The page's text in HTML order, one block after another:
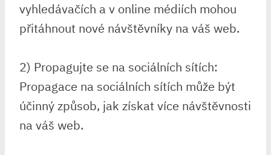
vyhledávačích a v online médiích mohou
přitáhnout nové návštěvníky na váš web.
2) Propagujte se na sociálních sítích:
Propagace na sociálních sítích může být
účinný způsob, jak získat více návštěvnosti
na váš web.